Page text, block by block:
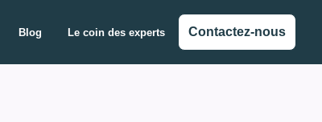
Blog Le coin des experts Contactez-nous